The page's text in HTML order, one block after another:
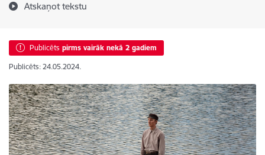
Atskaņot tekstu
Publicēts pirms vairāk nekā 2 gadiem
Publicēts: 24.05.2024.